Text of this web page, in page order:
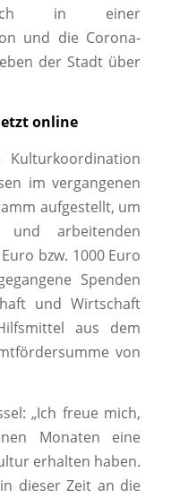
in einer
und die Corona-
der Stadt über
online
im vergangenen
aufgestellt, um
arbeitenden
bzw. 1000 Euro
Spenden
und Wirtschaft
aus dem
von
„Ich freue mich,
Monaten eine
erhalten haben.
dieser Zeit an die